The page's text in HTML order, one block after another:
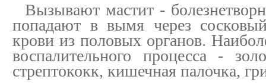
Вызывают мастит -
попадают в вымя через
крови из половых органов.
воспалительного процесса -
стрептококк, кишечная палочка,